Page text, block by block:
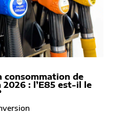
consommation de
: l’E85 est-il le